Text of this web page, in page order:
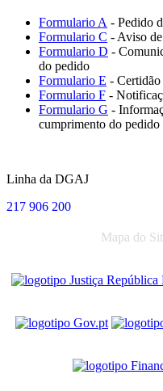
Formulario A - Pedido
Formulario C - Aviso
Formulario D -
do pedido
Formulario E -
Formulario F -
Formulario G -
cumprimento do pedido
Linha da DGAJ
217 906 200
Mapa do